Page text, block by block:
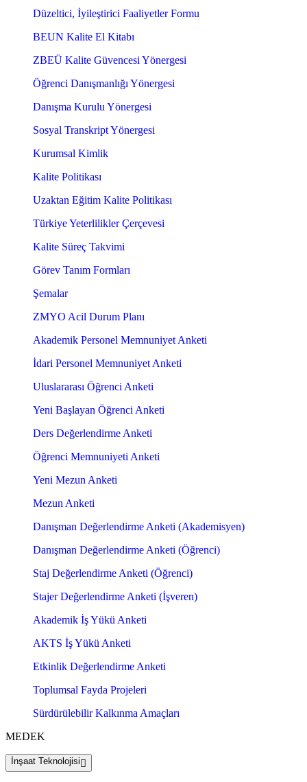
Düzeltici, İyileştirici Faaliyetler Formu
BEUN Kalite El Kitabı
ZBEÜ Kalite Güvencesi Yönergesi
Öğrenci Danışmanlığı Yönergesi
Danışma Kurulu Yönergesi
Sosyal Transkript Yönergesi
Kurumsal Kimlik
Kalite Politikası
Uzaktan Eğitim Kalite Politikası
Türkiye Yeterlilikler Çerçevesi
Kalite Süreç Takvimi
Görev Tanım Formları
Şemalar
ZMYO Acil Durum Planı
Akademik Personel Memnuniyet Anketi
İdari Personel Memnuniyet Anketi
Uluslararası Öğrenci Anketi
Yeni Başlayan Öğrenci Anketi
Ders Değerlendirme Anketi
Öğrenci Memnuniyeti Anketi
Yeni Mezun Anketi
Mezun Anketi
Danışman Değerlendirme Anketi (Akademisyen)
Danışman Değerlendirme Anketi (Öğrenci)
Staj Değerlendirme Anketi (Öğrenci)
Stajer Değerlendirme Anketi (İşveren)
Akademik İş Yükü Anketi
AKTS İş Yükü Anketi
Etkinlik Değerlendirme Anketi
Toplumsal Fayda Projeleri
Sürdürülebilir Kalkınma Amaçları
MEDEK
İnşaat Teknolojisi